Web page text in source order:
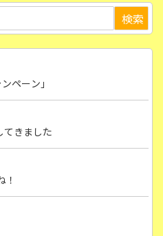
ペーン」
てきました
！